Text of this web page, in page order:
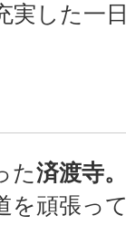
実した一
た済渡寺。
を頑張っ